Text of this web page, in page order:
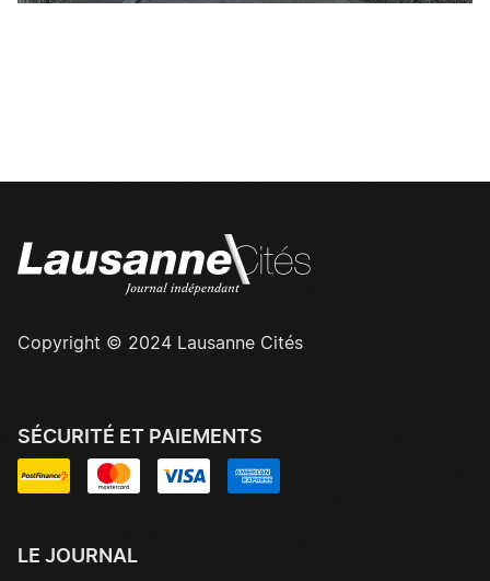
Copyright © 2024 Lausanne Cités
SÉCURITÉ ET PAIEMENTS
LE JOURNAL